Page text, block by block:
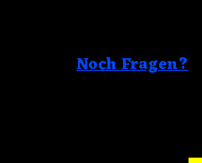
Noch Fragen?